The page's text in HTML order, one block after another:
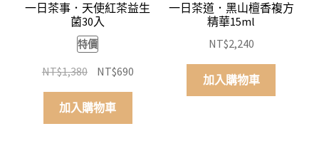
一日茶事．天使紅茶益生
菌30入
特價
NT$1,380 原
始
價
格：
NT$690目
加入購物車
一日茶道．黑山檀香複方
精華15ml
NT$2,240
加入購物車